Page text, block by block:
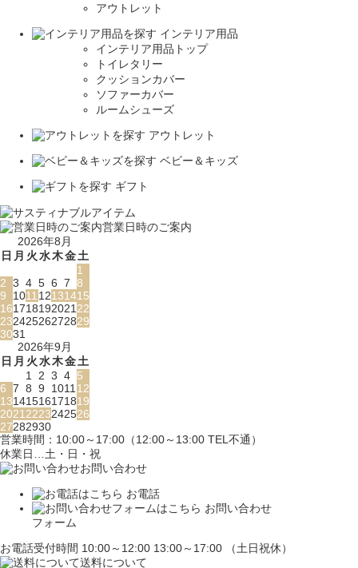
アウトレット
インテリア用品
インテリア用品トップ
トイレタリー
クッションカバー
ソファーカバー
ルームシューズ
アウトレット
ベビー＆キッズ
ギフト
営業日時のご案内
2026年8月
日 月 火水木金土
1
2 3 4 5 6 7 8
9
101112131415
16171819202122
23242526272829
3031
2026年9月
日 月 火水木金土
1 2 3 4 5
6 7 8 9 101112
13141516171819
20212223242526
27282930
営業時間：10:00～17:00（12:00～13:00 TEL不通）
休業日…土・日・祝
お問い合わせ
お電話
お問い合わせ
フォーム
お電話受付時間 10:00～12:00 13:00～17:00 （土日祝休）
送料について